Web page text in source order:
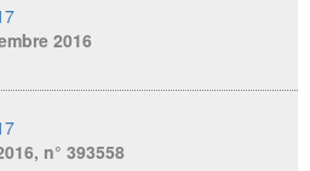
2016
n° 393558